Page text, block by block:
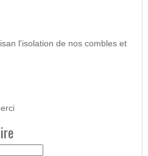
l'isolation de nos combles et